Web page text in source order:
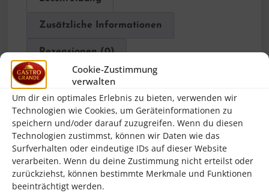
Cookie-Zustimmung
verwalten
Um dir ein optimales Erlebnis zu bieten, verwenden wir
Technologien wie Cookies, um Geräteinformationen zu
speichern und/oder darauf zuzugreifen. Wenn du diesen
Technologien zustimmst, können wir Daten wie das
Surfverhalten oder eindeutige IDs auf dieser Website
verarbeiten. Wenn du deine Zustimmung nicht erteilst oder
zurückziehst, können bestimmte Merkmale und Funktionen
beeinträchtigt werden.
Zusätzliche Informationen
Rezensionen (0)
Beschreibung
Die FirmaBartscherwurde bereits im
Jahr 1876 gegründet und gehört heute zur
Spitzengruppe der Hersteller von
Großküchentechnik und Kleingeräten für